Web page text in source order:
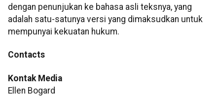
dengan penunjukan ke bahasa asli teksnya, yang
adalah satu-satunya versi yang dimaksudkan untuk
mempunyai kekuatan hukum.
Contacts
Kontak Media
Ellen Bogard